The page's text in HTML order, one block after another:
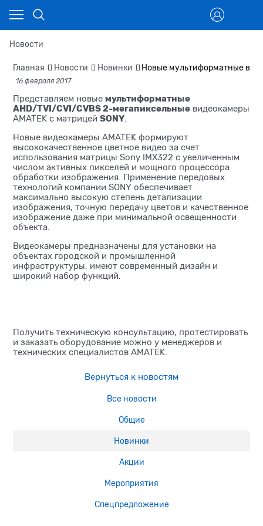
Новости
Главная Новости Новинки Новые мультиформатные
16 февраля 2017
Представляем новые мультиформатные
AHD/TVI/CVI/CVBS 2-мегапиксельные видеокамеры
AMATEK с матрицей SONY
Новые видеокамеры AMATEK формируют
высококачественное цветное видео за счет
использования матрицы Sony IMX322 с увеличенным
числом активных пикселей и мощного процессора
обработки изображения. Применение передовых
технологий компании SONY обеспечивает
максимально высокую степень детализации
изображения, точную передачу цветов и качественное
изображение даже при минимальной освещенности
объекта.
Видеокамеры предназначены для установки на
объектах городской и промышленной
инфраструктуры, имеют современный дизайн и
широкий набор функций.
Получить техническую консультацию, протестировать
и заказать оборудование можно у менеджеров и
технических специалистов AMATEK.
Вернуться к новостям
Все новости
Общие
Новинки
Акции
Мероприятия
Спецпредложение